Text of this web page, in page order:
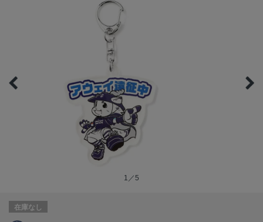
1／5
在庫なし